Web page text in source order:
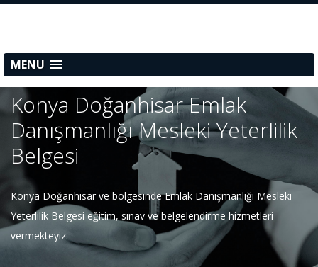
MENU
Konya Doğanhisar Emlak
Danışmanlığı Mesleki Yeterlilik
Belgesi
Konya Doğanhisar ve bölgesinde Emlak Danışmanlığı Mesleki
Yeterlilik Belgesi eğitim, sınav ve belgelendirme hizmetleri
vermekteyiz.